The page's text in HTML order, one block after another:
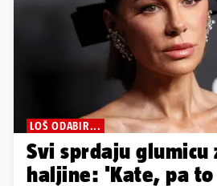
LOŠ ODABIR...
Svi sprdaju glumicu
haljine: 'Kate, pa